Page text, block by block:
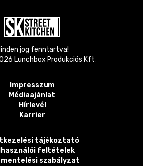
jog fenntartva!
Lunchbox Produkciós Kft.
Impresszum
Médiaajánlat
Hírlevél
Karrier
tájékoztató
feltételek
szabályzat